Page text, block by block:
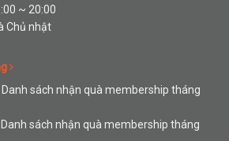
~ 20:00
Chủ nhật
sách nhận quà membership tháng
sách nhận quà membership tháng